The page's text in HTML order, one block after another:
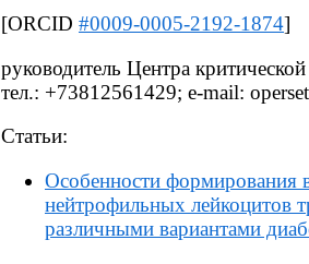
[ORCID #0009-0005-2192-1874]
руководитель Центра
тел.: +73812561429; e-mail:
Статьи:
Особенности формирования
нейтрофильных лейкоцитов
различными вариантами